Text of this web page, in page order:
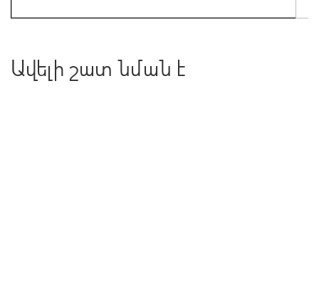
Ավելի շատ նման է